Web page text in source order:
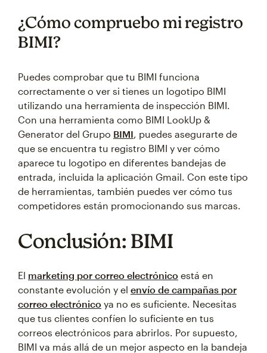
¿Cómo compruebo mi registro
BIMI?
Puedes comprobar que tu BIMI funciona
correctamente o ver si tienes un logotipo BIMI
utilizando una herramienta de inspección BIMI.
Con una herramienta como BIMI LookUp &
Generator del Grupo BIMI , puedes asegurarte de
que se encuentra tu registro BIMI y ver cómo
aparece tu logotipo en diferentes bandejas de
entrada, incluida la aplicación Gmail. Con este tipo
de herramientas, también puedes ver cómo tus
competidores están promocionando sus marcas.
Conclusión: BIMI
El marketing por correo electrónico está en
constante evolución y el envío de campañas por
correo electrónico ya no es suficiente. Necesitas
que tus clientes confíen lo suficiente en tus
correos electrónicos para abrirlos. Por supuesto,
BIMI va más allá de un mejor aspecto en la bandeja